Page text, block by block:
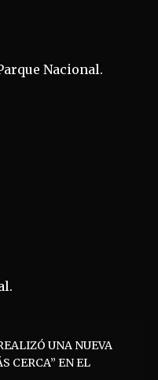
Nacional.
UNA NUEVA
CERCA” EN EL